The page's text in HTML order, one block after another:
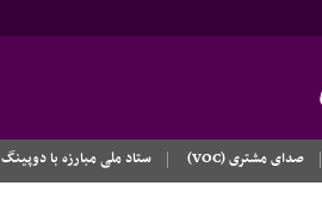
صدای مشتری (VOC) ستاد ملی مبارزه با دوپینگ